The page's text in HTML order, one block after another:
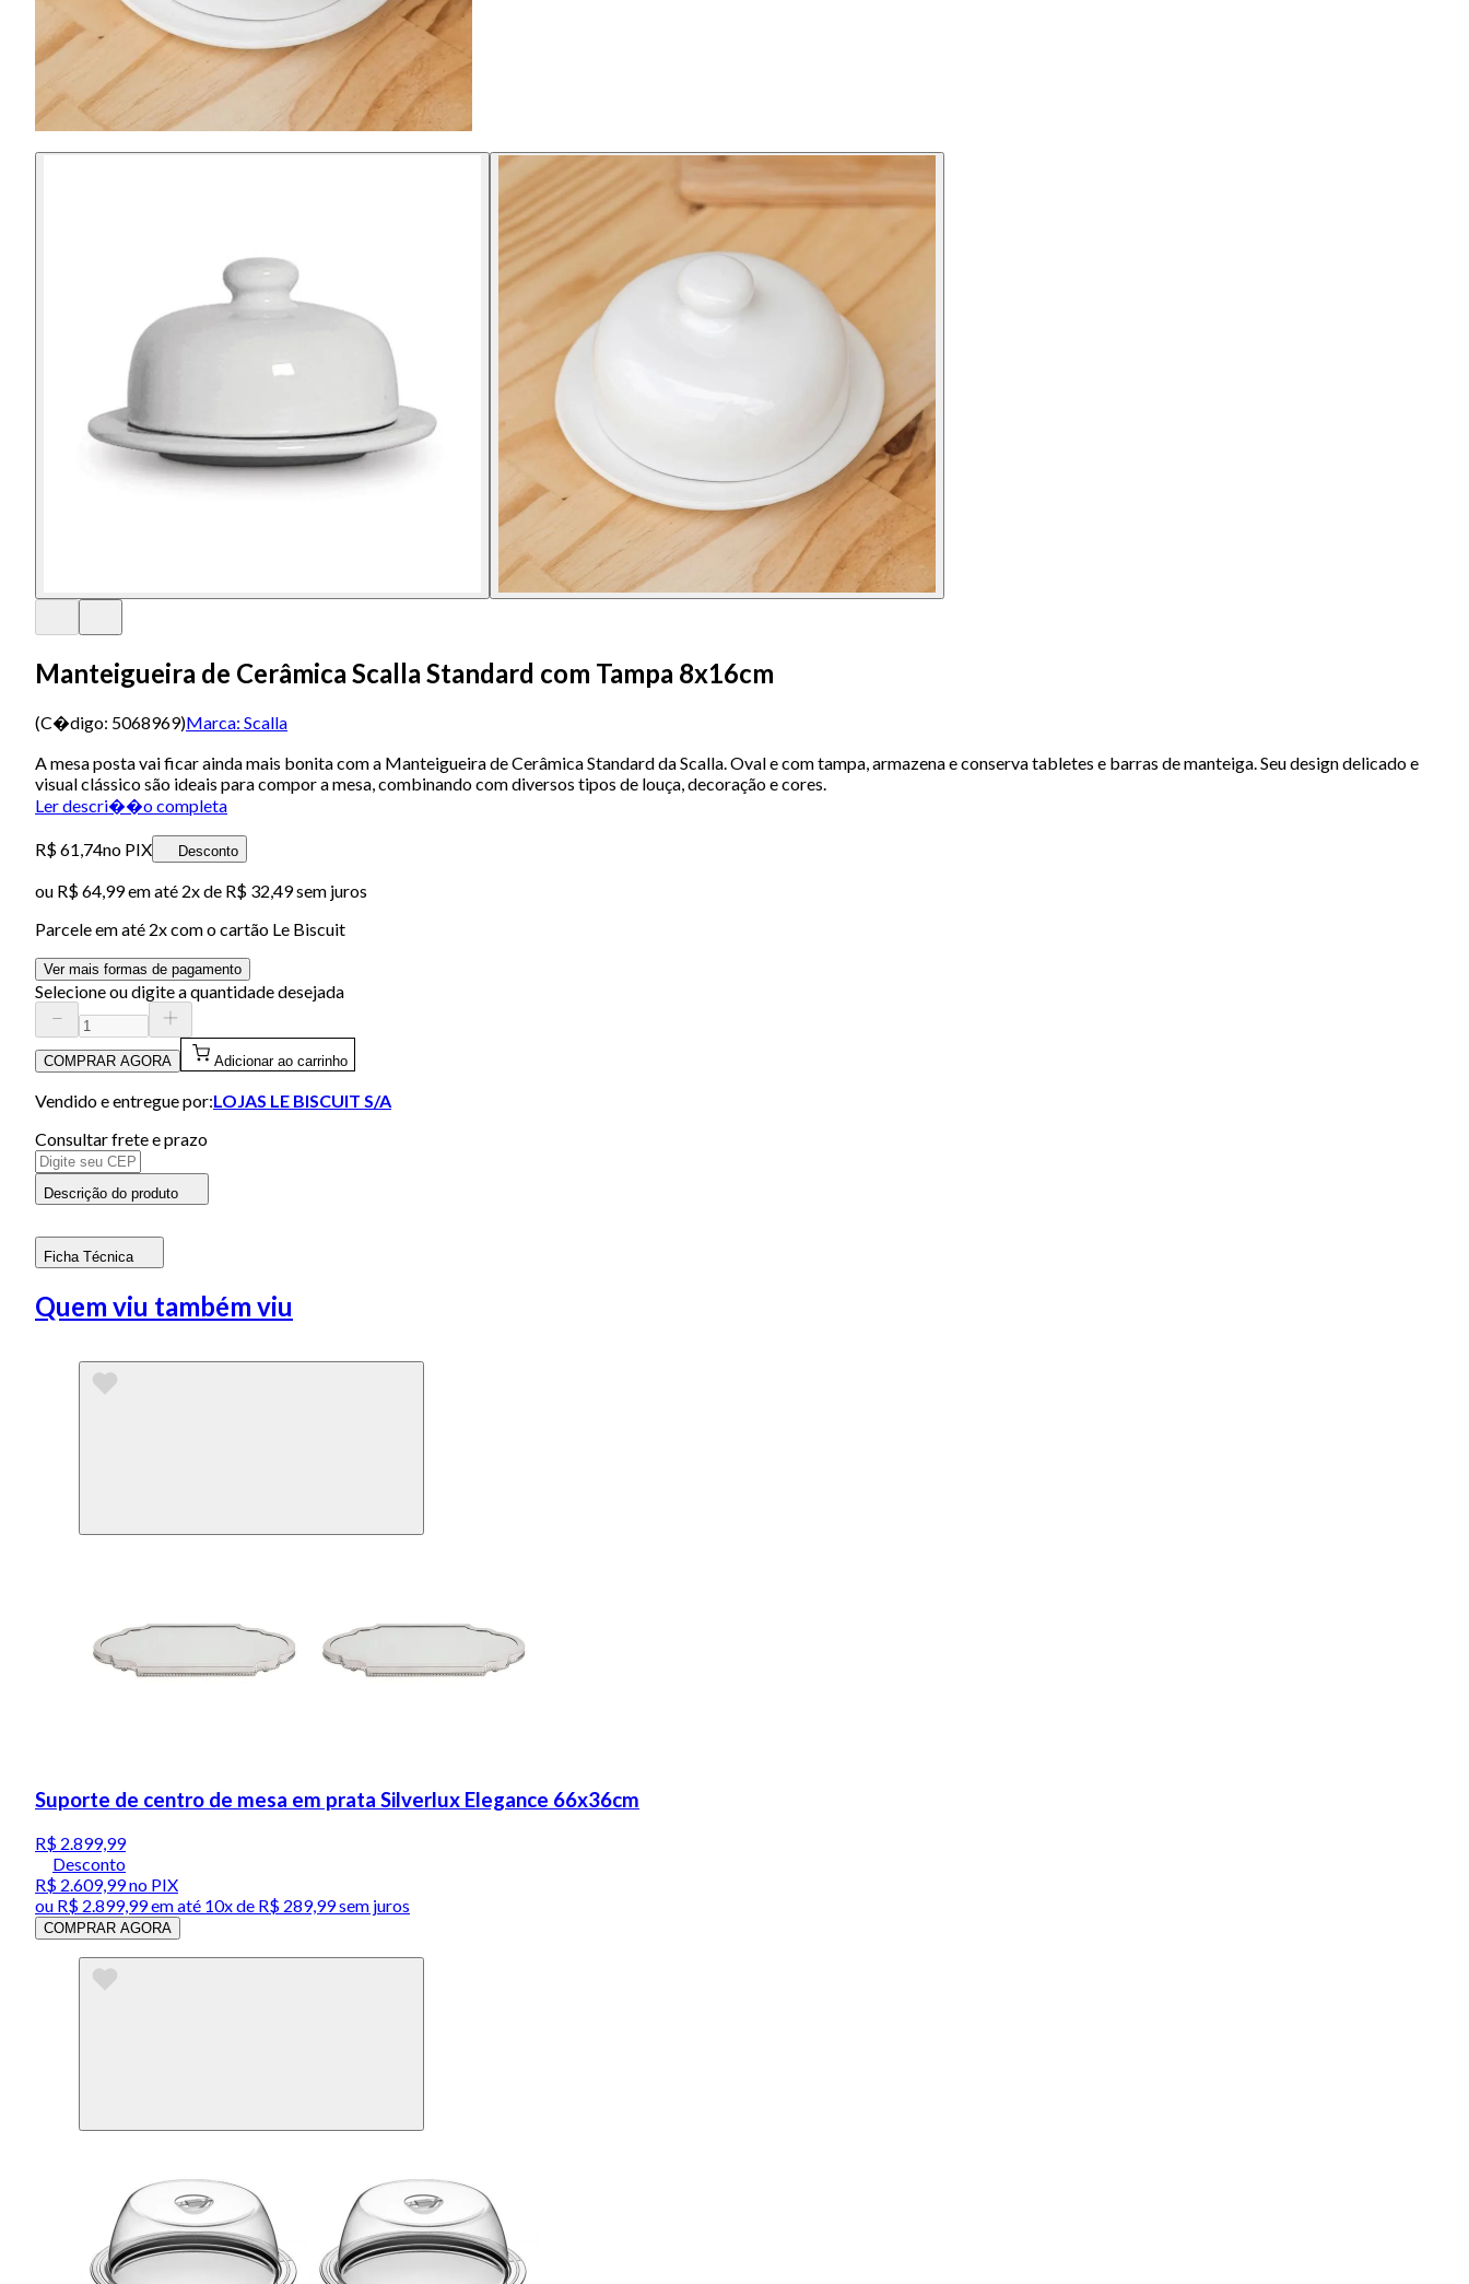
Manteigueira de Cerâmica Scalla Standard com Tampa 8x16cm
(C�digo: 5068969)Marca: Scalla
A mesa posta vai ficar ainda mais bonita com a Manteigueira de Cerâmica Standard da Scalla. Oval e com tampa, armazena e conserva tabletes e barras de manteiga. Seu design delicado e
visual clássico são ideais para compor a mesa, combinando com diversos tipos de louça, decoração e cores.
Ler descri��o completa
R$ 61,74no PIX Desconto
ou R$ 64,99em até 2x de R$ 32,49 sem juros
Parcele em até 2x com o cartão Le Biscuit
Ver mais formas de pagamento
Selecione ou digite a quantidade desejada
COMPRAR AGORA Adicionar ao carrinho
Vendido e entregue por:LOJAS LE BISCUIT S/A
Consultar frete e prazo
Descrição do produto
Ficha Técnica
Quem viu também viu
Suporte de centro de mesa em prata Silverlux Elegance 66x36cm
R$ 2.899,99
Desconto
R$ 2.609,99no PIX
ou R$ 2.899,99em até 10x de R$ 289,99 sem juros
COMPRAR AGORA